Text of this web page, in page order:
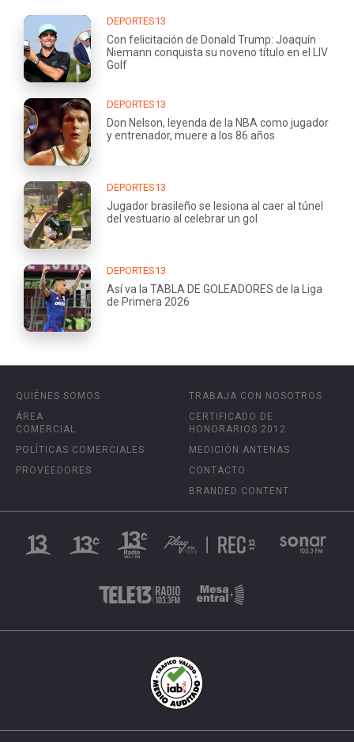
DEPORTES13
Con felicitación de Donald Trump: Joaquín
Niemann conquista su noveno título en el LIV
Golf
DEPORTES13
Don Nelson, leyenda de la NBA como jugador
y entrenador, muere a los 86 años
DEPORTES13
Jugador brasileño se lesiona al caer al túnel
del vestuario al celebrar un gol
DEPORTES13
Así va la TABLA DE GOLEADORES de la Liga
de Primera 2026
QUIÉNES SOMOS
ÁREA
COMERCIAL
POLÍTICAS COMERCIALES
PROVEEDORES
TRABAJA CON NOSOTROS
CERTIFICADO DE
HONORARIOS 2012
MEDICIÓN ANTENAS
CONTACTO
BRANDED CONTENT